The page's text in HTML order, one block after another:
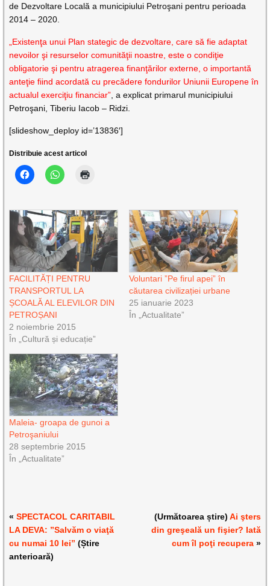
de Dezvoltare Locală a municipiului Petroşani pentru perioada
2014 – 2020.
„Existenţa unui Plan stategic de dezvoltare, care să fie adaptat
nevoilor şi resurselor comunităţii noastre, este o condiţie
obligatorie şi pentru atragerea finanţărilor externe, o importantă
anteţie fiind acordată cu precădere fondurilor Uniunii Europene în
actualul exerciţiu financiar” , a explicat primarul municipiului
Petroşani, Tiberiu Iacob – Ridzi.
[slideshow_deploy id=’13836′]
Distribuie acest articol
FACILITĂȚI PENTRU
TRANSPORTUL LA
ȘCOALĂ AL ELEVILOR DIN
PETROȘANI
2 noiembrie 2015
În „Cultură și educație”
Voluntari ”Pe firul apei” în
căutarea civilizației urbane
25 ianuarie 2023
În „Actualitate”
Maleia- groapa de gunoi a
Petroşaniului
28 septembrie 2015
În „Actualitate”
«SPECTACOL CARITABIL
LA DEVA: ”Salvăm o viaţă
cu numai 10 lei” (Știre
anterioară)
(Următoarea știre) Ai şters
din greşeală un fişier? Iată
cum îl poţi recupera»